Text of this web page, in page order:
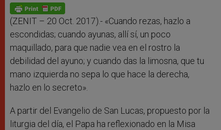
p
p
g
e
o
k
(ZENIT – 20 Oct. 2017).- «Cuando rezas, hazlo a
escondidas; cuando ayunas, allí sí, un poco
maquillado, para que nadie vea en el rostro la
debilidad del ayuno; y cuando das la limosna, que tu
mano izquierda no sepa lo que hace la derecha,
hazlo en lo secreto».
A partir del Evangelio de San Lucas, propuesto por la
liturgia del día, el Papa ha reflexionado en la Misa